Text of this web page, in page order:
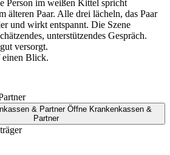
versorgt.
einen Blick.
& Partner Öffne Krankenkassen &
Partner